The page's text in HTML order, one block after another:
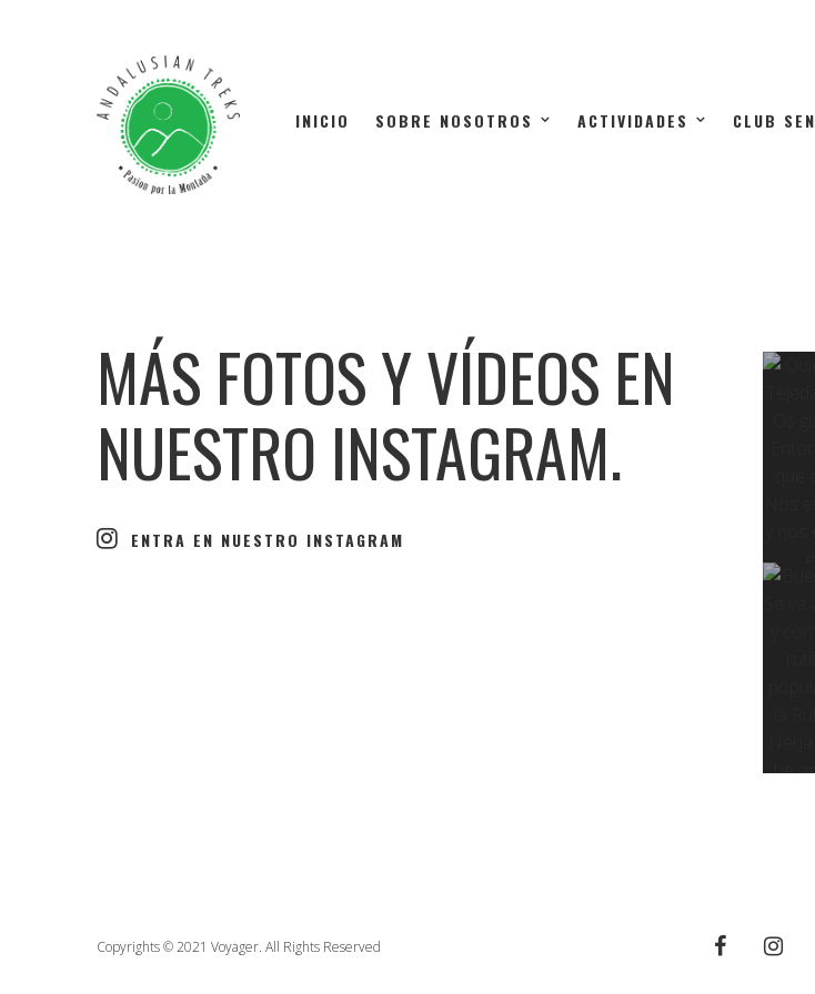
INICIO SOBRE NOSOTROS ACTIVIDADES CLUB
MÁS FOTOS Y VÍDEOS EN
NUESTRO INSTAGRAM.
ENTRA EN NUESTRO INSTAGRAM
Copyrights © 2021 Voyager. All Rights Reserved